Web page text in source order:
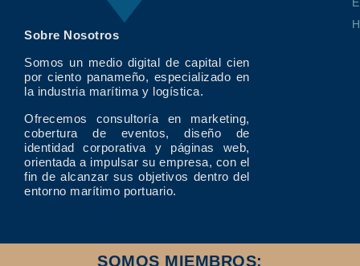
Sobre Nosotros
Somos un medio digital de capital cien
por ciento panameño, especializado en
la industria marítima y logística.
Ofrecemos consultoría en marketing,
cobertura de eventos, diseño de
identidad corporativa y páginas web,
orientada a impulsar su empresa, con el
fin de alcanzar sus objetivos dentro del
entorno marítimo portuario.
SOMOS MIEMBROS: